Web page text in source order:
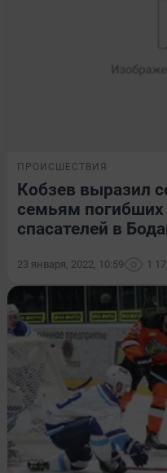
ПРОИСШЕСТВИЯ
Кобзев выразил
семьям
спасателей в
23 января, 2022, 10:59 1